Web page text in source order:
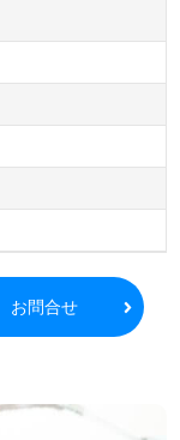
お問合せ